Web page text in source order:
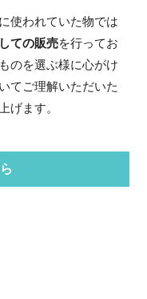
使われていた物では
ての販売を行ってお
のを選ぶ様に心がけ
てご理解いただいた
げます。